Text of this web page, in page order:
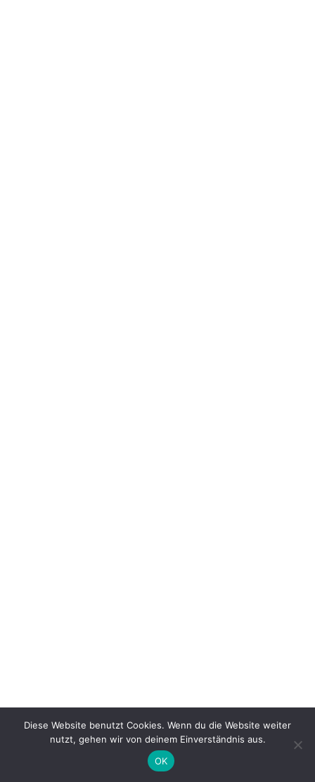
Diese Website benutzt Cookies. Wenn du die Website weiter
nutzt, gehen wir von deinem Einverständnis aus.
OK